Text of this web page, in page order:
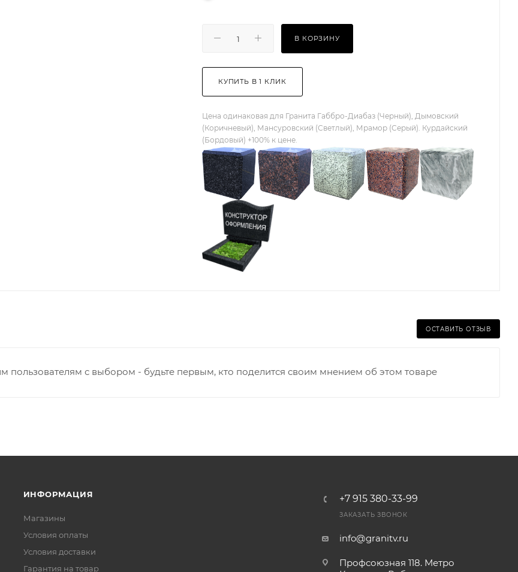
В КОРЗИНУ
КУПИТЬ В 1 КЛИК
Цена одинаковая для Гранита Габбро-Диабаз (Черный), Дымовский
(Коричневый), Мансуровский (Светлый), Мрамор (Серый). Курдайский
(Бордовый) +100% к цене.
ОСТАВИТЬ ОТЗЫВ
пользователям с выбором - будьте первым, кто поделится своим мнением об этом товаре
ИНФОРМАЦИЯ
Магазины
Условия оплаты
Условия доставки
Гарантия на товар
+7 915 380-33-99
ЗАКАЗАТЬ ЗВОНОК
info@granitv.ru
Профсоюзная 118. Метро